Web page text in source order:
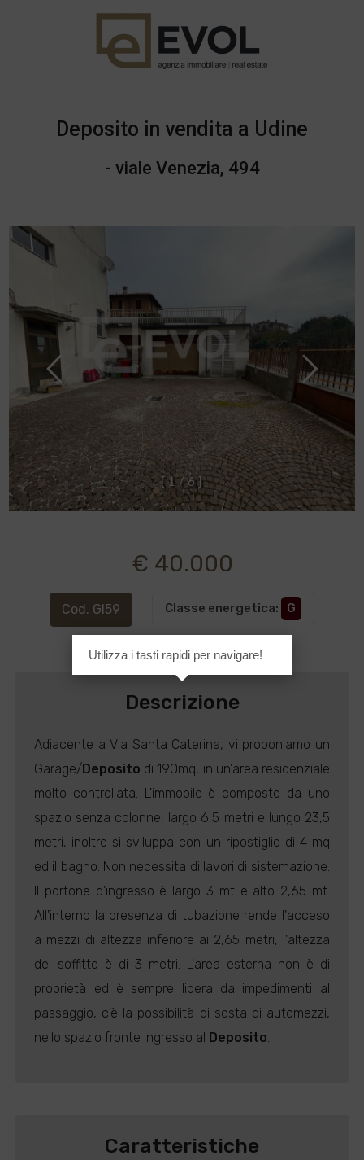
Deposito in vendita a Udine
- viale Venezia, 494
[ 1 / 6 ]
€ 40.000
Cod. GI59 Classe energetica: G
Descrizione
Adiacente a Via Santa Caterina, vi proponiamo un
Garage/Deposito di 190mq, in un'area residenziale
molto controllata. L'immobile è composto da uno
spazio senza colonne, largo 6,5 metri e lungo 23,5
metri, inoltre si sviluppa con un ripostiglio di 4 mq
ed il bagno. Non necessita di lavori di sistemazione.
Il portone d'ingresso è largo 3 mt e alto 2,65 mt.
All'interno la presenza di tubazione rende l'acceso
a mezzi di altezza inferiore ai 2,65 metri, l'altezza
del soffitto è di 3 metri. L'area esterna non è di
proprietà ed è sempre libera da impedimenti al
passaggio, c'è la possibilità di sosta di automezzi,
nello spazio fronte ingresso al Deposito.
Caratteristiche
Utilizza i tasti rapidi per navigare!